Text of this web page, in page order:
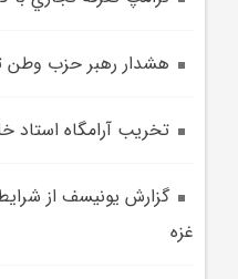
هشدار رهبر حزب وطن
تخريب آرامگاه استاد
گزارش يونيسف از
غزه